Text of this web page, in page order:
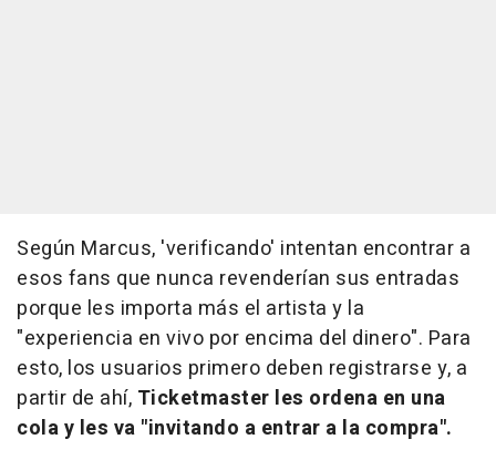
Según Marcus, 'verificando' intentan encontrar a
esos fans que nunca revenderían sus entradas
porque les importa más el artista y la
"experiencia en vivo por encima del dinero". Para
esto, los usuarios primero deben registrarse y, a
partir de ahí, Ticketmaster les ordena en una
cola y les va "invitando a entrar a la compra".